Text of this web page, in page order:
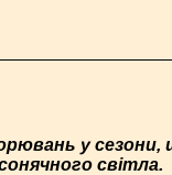
у
світла.